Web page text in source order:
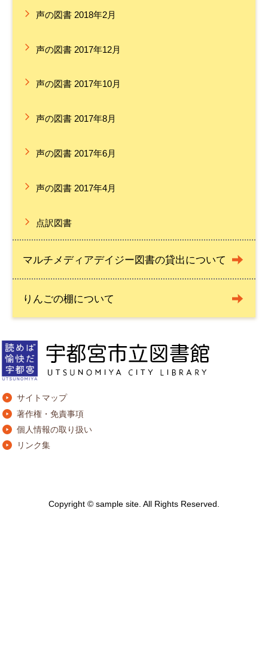
声の図書 2018年2月
声の図書 2017年12月
声の図書 2017年10月
声の図書 2017年8月
声の図書 2017年6月
声の図書 2017年4月
点訳図書
マルチメディアデイジー図書の貸出について
りんごの棚について
サイトマップ
著作権・免責事項
個人情報の取り扱い
リンク集
Copyright © sample site. All Rights Reserved.